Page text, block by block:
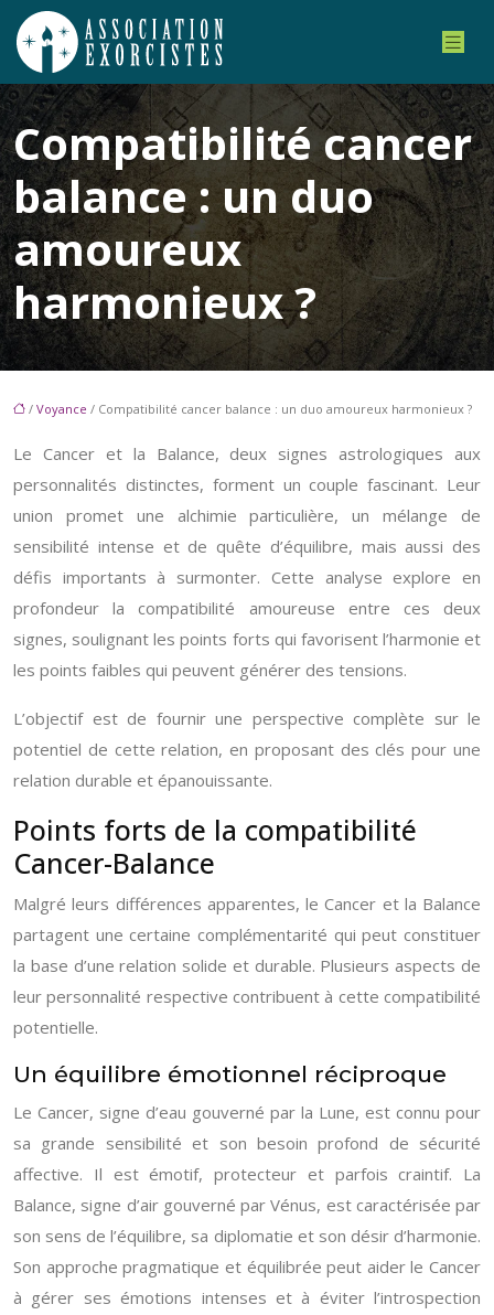
Compatibilité cancer
balance : un duo
amoureux
harmonieux ?
/ Voyance / Compatibilité cancer balance : un duo amoureux harmonieux ?
Le Cancer et la Balance, deux signes astrologiques aux
personnalités distinctes, forment un couple fascinant. Leur
union promet une alchimie particulière, un mélange de
sensibilité intense et de quête d’équilibre, mais aussi des
défis importants à surmonter. Cette analyse explore en
profondeur la compatibilité amoureuse entre ces deux
signes, soulignant les points forts qui favorisent l’harmonie et
les points faibles qui peuvent générer des tensions.
L’objectif est de fournir une perspective complète sur le
potentiel de cette relation, en proposant des clés pour une
relation durable et épanouissante.
Points forts de la compatibilité
Cancer-Balance
Malgré leurs différences apparentes, le Cancer et la Balance
partagent une certaine complémentarité qui peut constituer
la base d’une relation solide et durable. Plusieurs aspects de
leur personnalité respective contribuent à cette compatibilité
potentielle.
Un équilibre émotionnel réciproque
Le Cancer, signe d’eau gouverné par la Lune, est connu pour
sa grande sensibilité et son besoin profond de sécurité
affective. Il est émotif, protecteur et parfois craintif. La
Balance, signe d’air gouverné par Vénus, est caractérisée par
son sens de l’équilibre, sa diplomatie et son désir d’harmonie.
Son approche pragmatique et équilibrée peut aider le Cancer
à gérer ses émotions intenses et à éviter l’introspection